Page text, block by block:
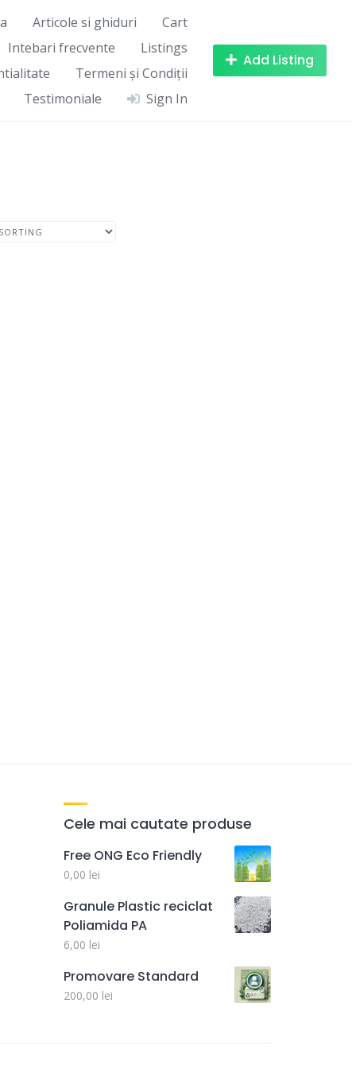
Articole si ghiduri
Cart
Intebari frecvente
Listings
Termeni și Condiții
Testimoniale
Sign In
Add Listing
Cele mai cautate produse
Free ONG Eco Friendly
0,00 lei
Granule Plastic reciclat
Poliamida PA
6,00 lei
Promovare Standard
200,00 lei